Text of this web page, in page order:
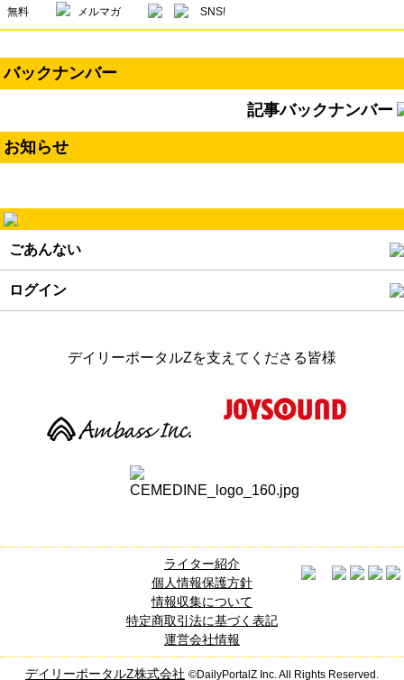
無料 メルマガ SNS!
バックナンバー
記事バックナンバー
お知らせ
ごあんない
ログイン
デイリーポータルZを支えてくださる皆様
ライター紹介
個人情報保護方針
情報収集について
特定商取引法に基づく表記
運営会社情報
デイリーポータルZ株式会社 ©DailyPortalZ Inc. All Rights Reserved.